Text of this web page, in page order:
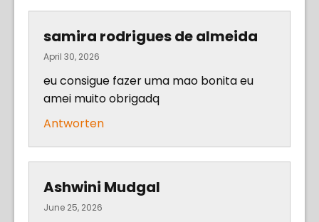
samira rodrigues de almeida
April 30, 2026
eu consigue fazer uma mao bonita eu
amei muito obrigadq
Antworten
Ashwini Mudgal
June 25, 2026